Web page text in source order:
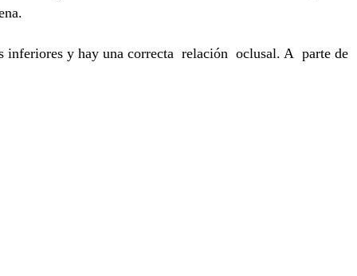
inferiores y hay una correcta relación oclusal. A parte de